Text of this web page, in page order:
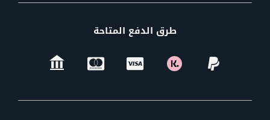
طرق الدفع المتاحة